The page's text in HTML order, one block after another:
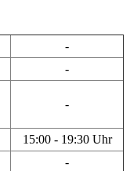
-
-
-
15:00 - 19:30 Uhr
-